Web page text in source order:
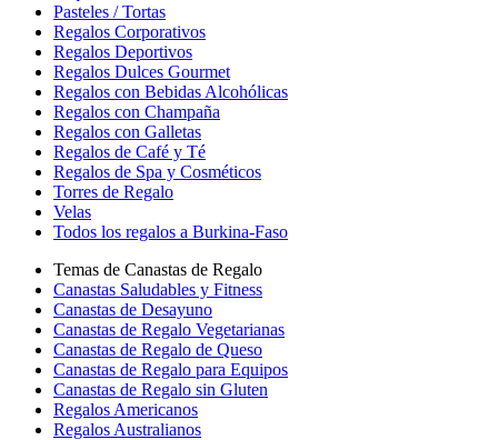
Pasteles / Tortas
Regalos Corporativos
Regalos Deportivos
Regalos Dulces Gourmet
Regalos con Bebidas Alcohólicas
Regalos con Champaña
Regalos con Galletas
Regalos de Café y Té
Regalos de Spa y Cosméticos
Torres de Regalo
Velas
Todos los regalos a Burkina-Faso
Temas de Canastas de Regalo
Canastas Saludables y Fitness
Canastas de Desayuno
Canastas de Regalo Vegetarianas
Canastas de Regalo de Queso
Canastas de Regalo para Equipos
Canastas de Regalo sin Gluten
Regalos Americanos
Regalos Australianos